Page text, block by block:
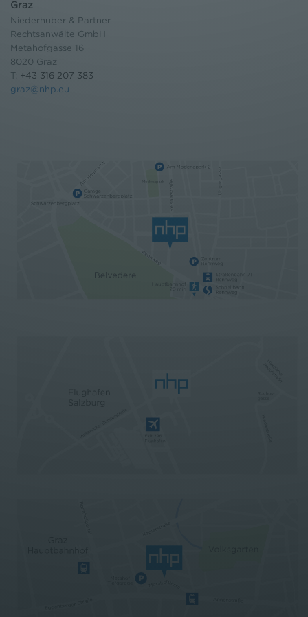
Graz
Niederhuber & Partner
Rechtsanwälte GmbH
Metahofgasse 16
8020 Graz
T: +43 316 207 383
graz@nhp.eu